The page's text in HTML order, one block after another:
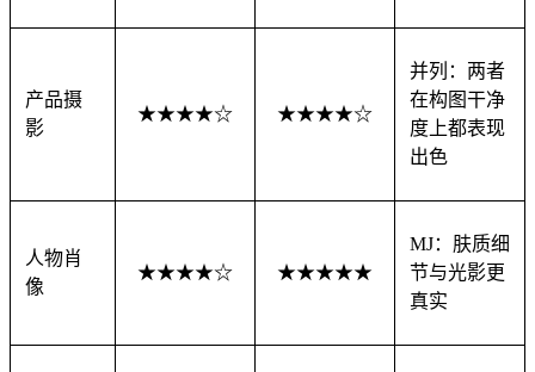
产品摄
影
★★★★☆ ★★★★☆
并列：两者
在构图干净
度上都表现
出色
人物肖
像
★★★★☆ ★★★★★
MJ：肤质细
节与光影更
真实